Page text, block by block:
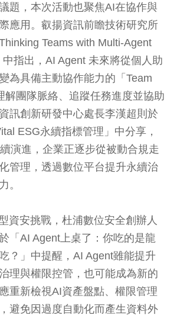
題，本次活動也聚焦AI在協作與
應用。叡揚資訊前瞻技術研究所
Teams with Multi-Agent
指出，AI Agent 未來將從個人助
為具備主動協作能力的「Team
解團隊脈絡、追蹤任務進度並協助
訊創新研發中心處長李漢超則於
ESG永續指標管理」中分享，
演進，企業正逐步從被動合規走
管理，透過數位平台提升永續治
。
資安挑戰，杜浦數位安全創辦人
「AI Agent上桌了：你吃的是龍
？」中提醒，AI Agent雖能提升
理與權限控管，也可能成為新的
重新檢視AI資產盤點、權限管理
避免因過度自動化而產生資料外